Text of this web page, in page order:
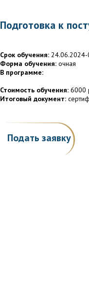
Подготовка к
Срок обучения:
Форма обучения: очная
В программе:
Стоимость обучения: 6000
Итоговый документ:
Подать заявку